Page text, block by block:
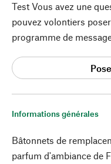
Informations générales
Bâtonnets de
parfum d'ambiance de
Test Vous avez une
pouvez volontiers
programme de